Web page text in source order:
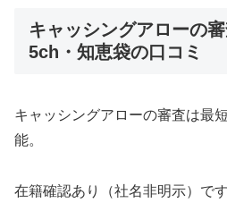
キャッシングアローの
5ch・知恵袋の口コミ
キャッシングアローの審査は最
能。
在籍確認あり（社名非明示）で